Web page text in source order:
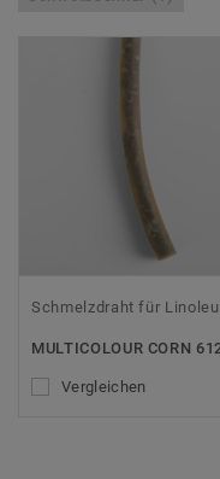
Schmelzdraht für
MULTICOLOUR CORN
Vergleichen